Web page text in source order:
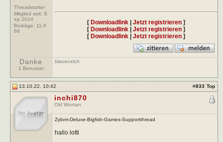
Threadstarter
Mitglied seit: S
ep 2014
Beiträge: 11.6
66
[ Downloadlink| Jetzt registrieren]
[ Downloadlink| Jetzt registrieren]
[ Downloadlink| Jetzt registrieren]
Danke
1 Benutzer
blauer.elch
13.10.22, 10:42 #833 Top
inchi870
Old Woman
Zylom-Deluxe-Bigfish-Games-Supportthread
hallo lotti